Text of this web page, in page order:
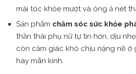
mái tóc khỏe mượt và óng ả nét
Sản phẩm chăm sóc sức khỏe
thần thái phụ nữ tự tin hơn, dịu
còn cảm giác khó chịu nặng nề ở
hay mãn kinh.